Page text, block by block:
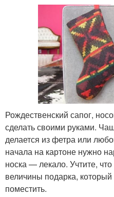
Рождественский сапог,
сделать своими руками.
делается из фетра или
начала на картоне нужно
носка — лекало. Учтите,
величины подарка, который
поместить.